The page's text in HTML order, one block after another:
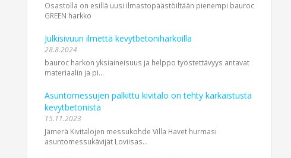
Osastolla on esillä uusi ilmastopäästöiltään pienempi bauroc
GREEN harkko
Julkisivuun ilmettä kevytbetoniharkoilla
28.8.2024
bauroc harkon yksiaineisuus ja helppo työstettävyys antavat
materiaalin ja pi...
Asuntomessujen palkittu kivitalo on tehty karkaistusta
kevytbetonista
15.11.2023
Jämerä Kivitalojen messukohde Villa Havet hurmasi
asuntomessukävijät Loviisas...